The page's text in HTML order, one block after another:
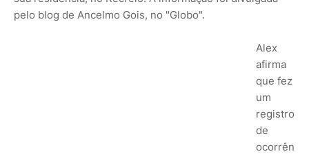
pelo blog de Ancelmo Gois, no "Globo".
Alex
afirma
que fez
um
registro
de
ocorrên